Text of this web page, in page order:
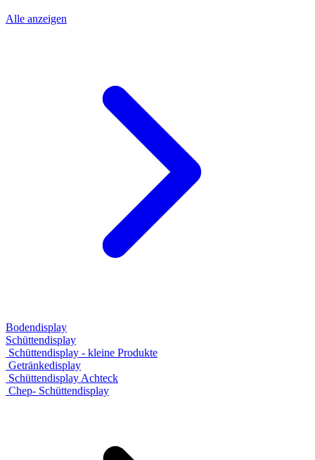
Alle anzeigen
Bodendisplay
Schüttendisplay
Schüttendisplay - kleine Produkte
Getränkedisplay
Schüttendisplay Achteck
Chep- Schüttendisplay